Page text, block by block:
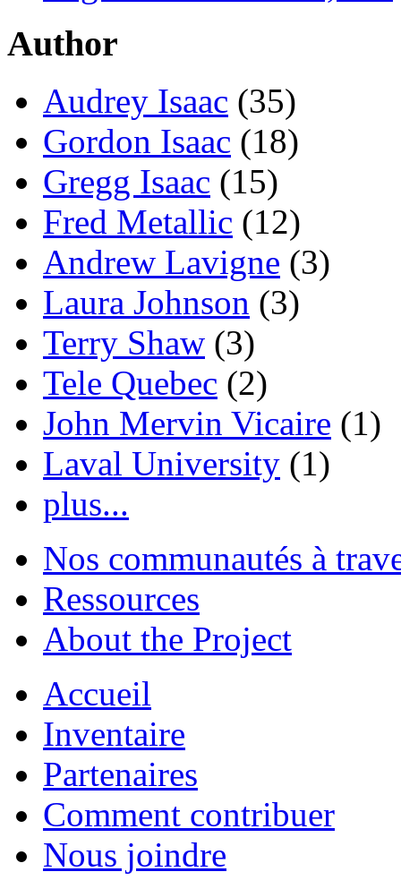
Author
Audrey Isaac (35)
Gordon Isaac (18)
Gregg Isaac (15)
Fred Metallic (12)
Andrew Lavigne (3)
Laura Johnson (3)
Terry Shaw (3)
Tele Quebec (2)
John Mervin Vicaire (1)
Laval University (1)
plus...
Nos communautés à
Ressources
About the Project
Accueil
Inventaire
Partenaires
Comment contribuer
Nous joindre